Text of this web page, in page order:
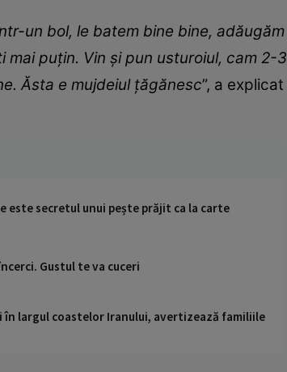
un bol, le batem bine bine, adăugăm
puțin. Vin și pun usturoiul, cam 2-3
Ăsta e mujdeiul țăgănesc”, a explicat
este secretul unui pește prăjit ca la carte
Gustul te va cuceri
în largul coastelor Iranului, avertizează familiile